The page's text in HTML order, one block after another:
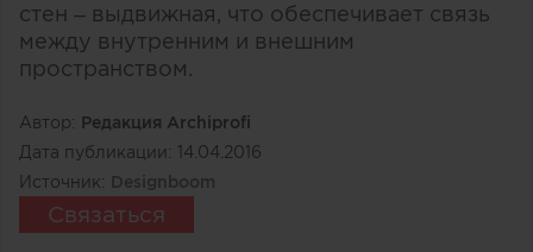
стен – выдвижная, что обеспечивает связь
между внутренним и внешним
пространством.
Автор: Редакция Archiprofi
Дата публикации: 14.04.2016
Источник: Designboom
Связаться